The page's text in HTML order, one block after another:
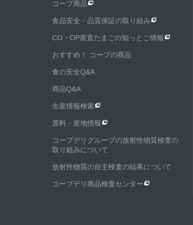
コープ商品
食品安全・品質保証の取り組み
CO・OP産直たまごの知っとこ情報
おすすめ！ コープの商品
食の安全Q&A
商品Q&A
生産情報検索
原料・産地情報
コープデリグループの放射性物質検査の
取り組みについて
放射性物質の自主検査の結果について
コープデリ商品検査センター